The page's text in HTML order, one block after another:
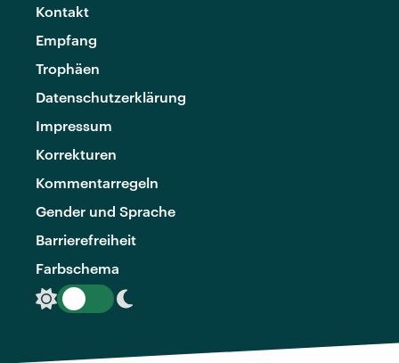
Kontakt
Empfang
Trophäen
Datenschutzerklärung
Impressum
Korrekturen
Kommentarregeln
Gender und Sprache
Barrierefreiheit
Farbschema